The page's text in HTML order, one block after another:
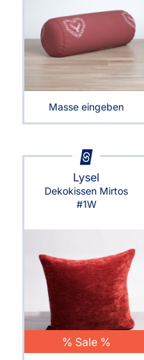
Masse eingeben
Lysel
Dekokissen Mirtos
#1W
% Sale %